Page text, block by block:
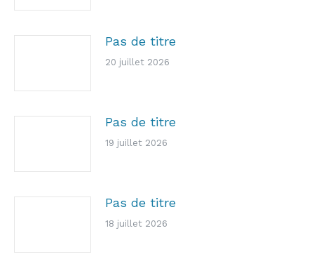
Pas de titre
20 juillet 2026
Pas de titre
19 juillet 2026
Pas de titre
18 juillet 2026